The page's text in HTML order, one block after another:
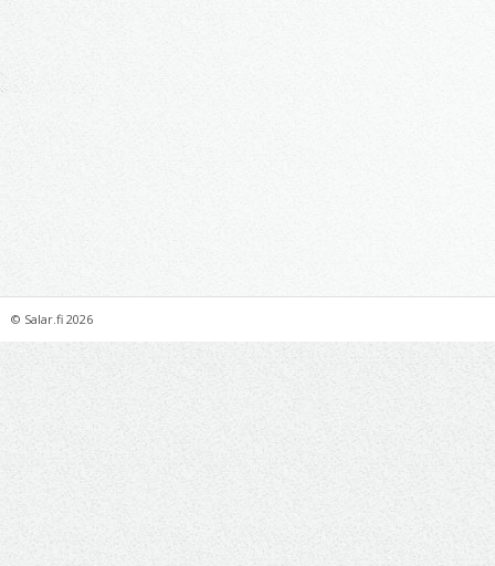
© Salar.fi 2026